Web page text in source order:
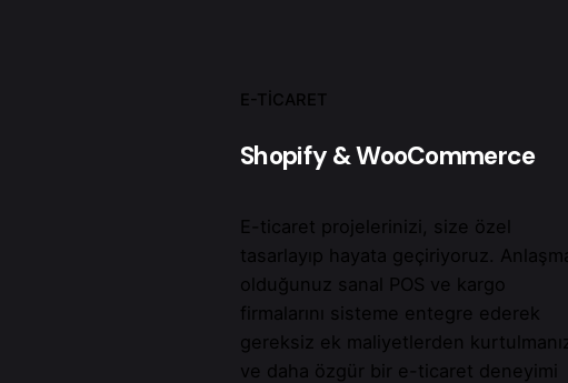
E-TICARET
Shopify & WooCommerce
E-ticaret projelerinizi, size özel
tasarlayıp hayata geçiriyoruz.
olduğunuz sanal POS ve kargo
firmalarını sisteme entegre ederek
gereksiz ek maliyetlerden
ve daha özgür bir e-ticaret deneyimi